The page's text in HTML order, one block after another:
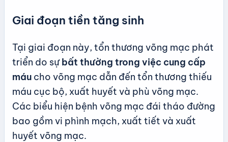
Giai đoạn tiền tăng sinh
Tại giai đoạn này, tổn thương võng mạc phát
triển do sựbất thường trong việc cung cấp
máu cho võng mạc dẫn đến tổn thương thiếu
máu cục bộ, xuất huyết và phù võng mạc.
Các biểu hiện bệnh võng mạc đái tháo đường
bao gồm vi phình mạch, xuất tiết và xuất
huyết võng mạc.